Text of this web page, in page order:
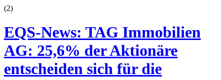
(2)
EQS-News: TAG Immobilien
AG: 25,6% der Aktionäre
entscheiden sich für die